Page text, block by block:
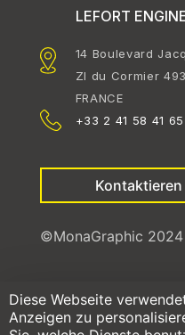
Diese Webseite
Anzeigen zu
LEFORT
14 Boulevard
ZI du Cormier
FRANCE
+33 2 41 58 41 65
Kontaktieren
©MonaGraphic 2024